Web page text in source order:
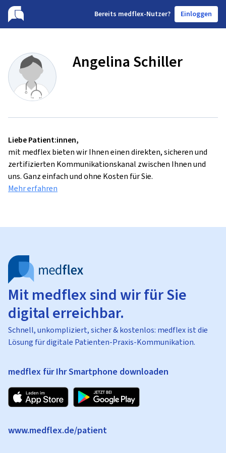
Bereits medflex-Nutzer? Einloggen
Angelina Schiller
Liebe Patient:innen,
mit medflex bieten wir Ihnen einen direkten, sicheren und
zertifizierten Kommunikationskanal zwischen Ihnen und
uns. Ganz einfach und ohne Kosten für Sie.
Mehr erfahren
Mit medflex sind wir für Sie
digital erreichbar.
Schnell, unkompliziert, sicher & kostenlos: medflex ist die
Lösung für digitale Patienten-Praxis-Kommunikation.
medflex für Ihr Smartphone downloaden
www.medflex.de/patient